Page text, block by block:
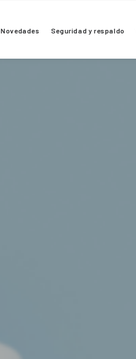
Novedades Seguridad y respaldo